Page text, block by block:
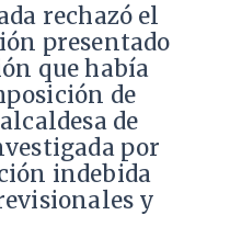
rechazó el
presentado
que había
de
de
por
indebida
y